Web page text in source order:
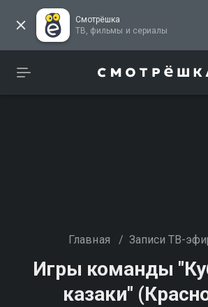
Смотрёшка
ТВ, фильмы и сериалы
Главная / Записи ТВ-
Игры команды
казаки"